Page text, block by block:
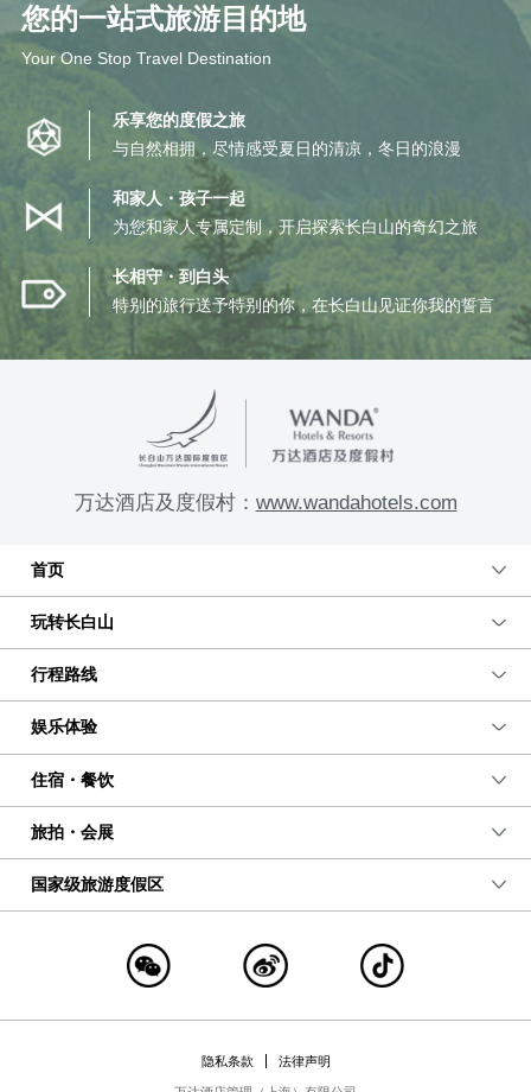
您的一站式旅游目的地
Your One Stop Travel Destination
乐享您的度假之旅
与自然相拥，尽情感受夏日的清凉，冬日的浪漫
和家人・孩子一起
为您和家人专属定制，开启探索长白山的奇幻之旅
长相守・到白头
特别的旅行送予特别的你，在长白山见证你我的誓言
万达酒店及度假村： www.wandahotels.com
首页
玩转长白山
行程路线
娱乐体验
住宿・餐饮
旅拍・会展
国家级旅游度假区
隐私条款 法律声明